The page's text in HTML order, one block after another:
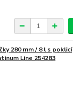
280 mm / 8 l s poklicí
Line 254283